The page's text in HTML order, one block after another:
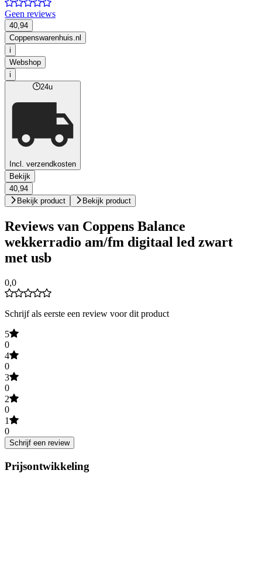
Geen reviews
40,94
Coppenswarenhuis.nl
i
Webshop
i
24u
Incl. verzendkosten
Bekijk
40,94
Bekijk product
Bekijk product
Reviews van Coppens Balance
wekkerradio am/fm digitaal led zwart
met usb
0,0
Schrijf als eerste een review voor dit product
5
0
4
0
3
0
2
0
1
0
Schrijf een review
Prijsontwikkeling